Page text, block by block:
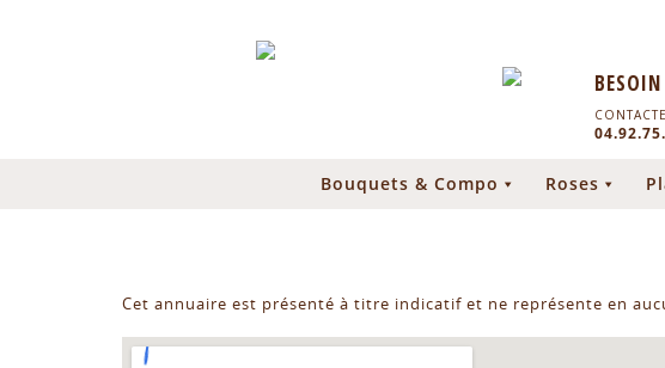
Bouquets & Compo Roses
Cet annuaire est présenté à titre indicatif et ne représente en